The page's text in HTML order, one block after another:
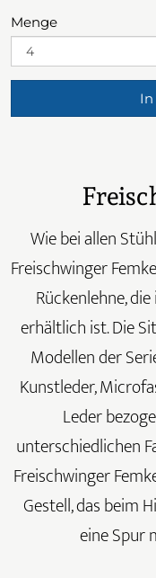
Menge
Wie bei allen
Freischwinger
Rückenlehne,
erhältlich ist. Die
Modellen der
Kunstleder,
Leder
unterschiedlichen
Freischwinger
Gestell, das beim
eine Spur